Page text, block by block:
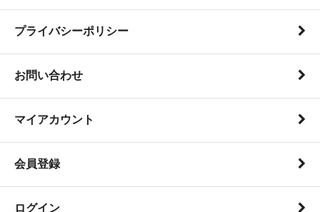
プライバシーポリシー
お問い合わせ
マイアカウント
会員登録
ログイン